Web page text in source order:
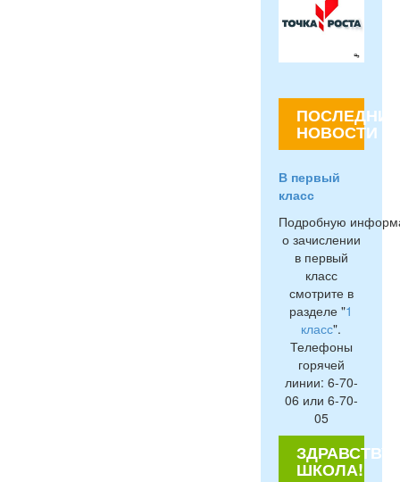
ПОСЛЕДНИЕ
НОВОСТИ
В первый
класс
Подробную
о зачислении
в первый
класс
смотрите в
разделе "1
класс".
Телефоны
горячей
линии: 6-70-
06 или 6-70-
05
ШКОЛА!